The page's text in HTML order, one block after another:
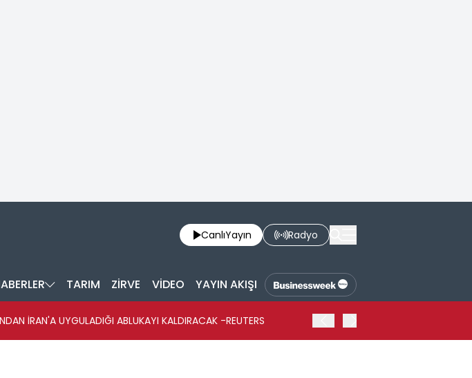
CanlıYayın Radyo
TARIM ZİRVE VİDEO YAYIN AKIŞI
İRAN'A UYGULADIĞI ABLUKAYI KALDIRACAK -REUTERS